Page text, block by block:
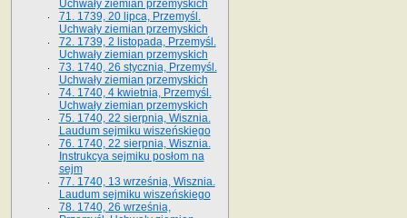
Uchwały ziemian przemyskich
71. 1739, 20 lipca, Przemyśl.
Uchwały ziemian przemyskich
72. 1739, 2 listopada, Przemyśl.
Uchwały ziemian przemyskich
73. 1740, 26 stycznia, Przemyśl.
Uchwały ziemian przemyskich
74. 1740, 4 kwietnia, Przemyśl.
Uchwały ziemian przemyskich
75. 1740, 22 sierpnia, Wisznia.
Laudum sejmiku wiszeńskiego
76. 1740, 22 sierpnia, Wisznia.
Instrukcya sejmiku posłom na
sejm
77. 1740, 13 września, Wisznia.
Laudum sejmiku wiszeńskiego
78. 1740, 26 września,